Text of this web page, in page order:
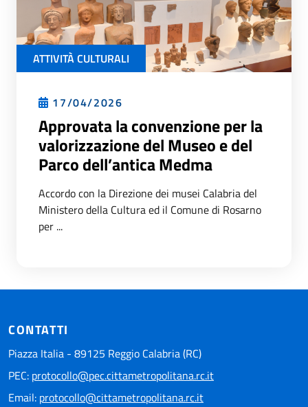
ATTIVITÀ CULTURALI
17/04/2026
Approvata la convenzione per la
valorizzazione del Museo e del
Parco dell’antica Medma
Accordo con la Direzione dei musei Calabria del
Ministero della Cultura ed il Comune di Rosarno
per ...
CONTATTI
Piazza Italia - 89125 Reggio Calabria (RC)
PEC: protocollo@pec.cittametropolitana.rc.it
Email: protocollo@cittametropolitana.rc.it